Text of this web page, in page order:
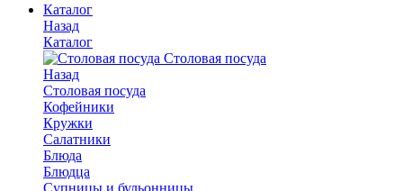
Каталог
Назад
Каталог
Столовая посуда
Назад
Столовая посуда
Кофейники
Кружки
Салатники
Блюда
Блюдца
Супницы и бульонницы